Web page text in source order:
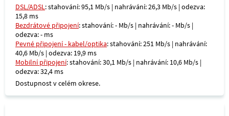
DSL/ADSL: stahování: 95,1 Mb/s | nahrávání: 26,3 Mb/s | odezva:
15,8 ms
Bezdrátové připojení: stahování: - Mb/s | nahrávání: - Mb/s |
odezva: - ms
Pevné připojení - kabel/optika: stahování: 251 Mb/s | nahrávání:
40,6 Mb/s | odezva: 19,9 ms
Mobilní připojení: stahování: 30,1 Mb/s | nahrávání: 10,6 Mb/s |
odezva: 32,4 ms
Dostupnost v celém okrese.